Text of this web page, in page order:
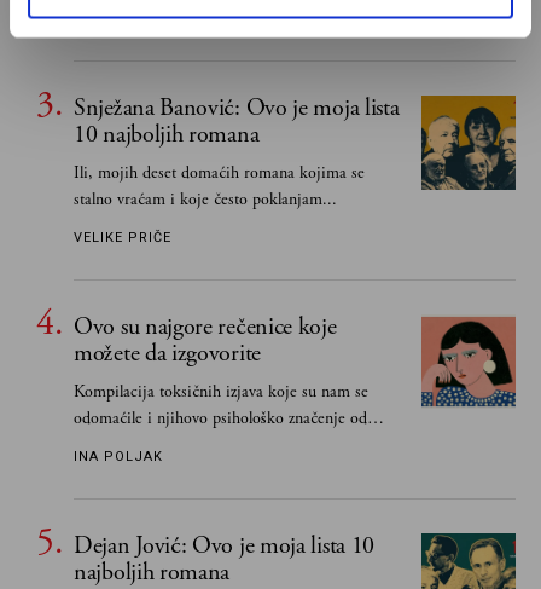
važnije od svih ratova, slave, novca, herojstva,
MIHAILO ILIĆ
Snježana Banović: Ovo je moja lista
10 najboljih romana
Ili, mojih deset domaćih romana kojima se
stalno vraćam i koje često poklanjam...
VELIKE PRIČE
Ovo su najgore rečenice koje
možete da izgovorite
Kompilacija toksičnih izjava koje su nam se
odomaćile i njihovo psihološko značenje od
INA POLJAK
Dejan Jović: Ovo je moja lista 10
najboljih romana